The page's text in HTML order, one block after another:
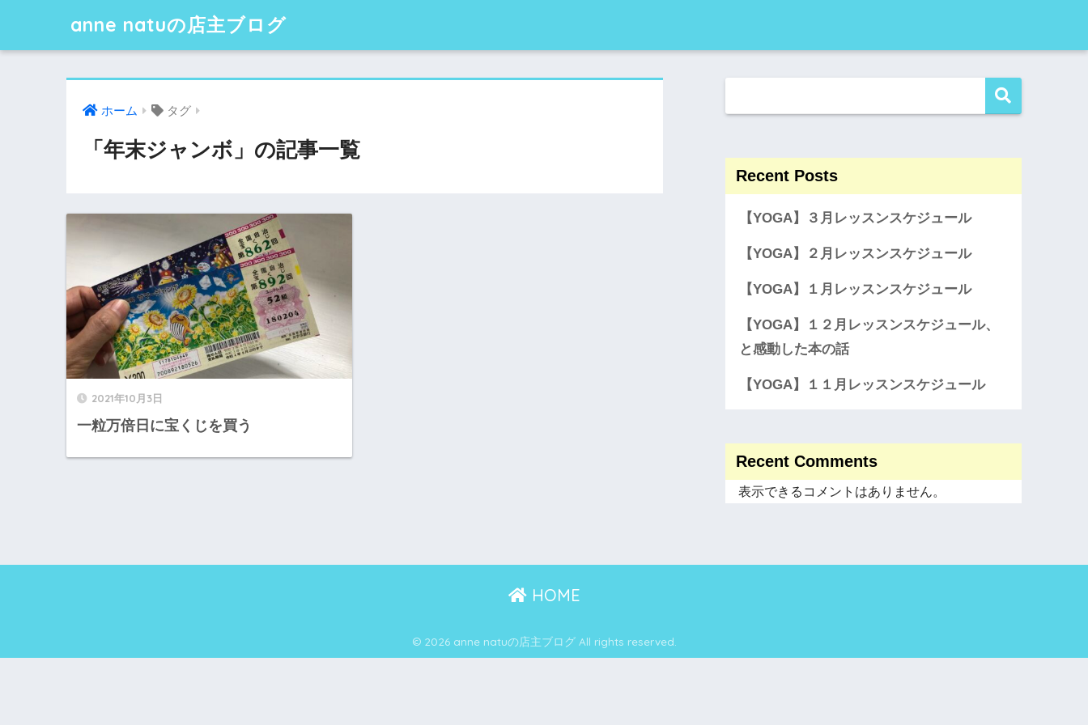
anne natuの店主ブログ
ホーム タグ
「年末ジャンボ」の記事一覧
2021年10月3日
一粒万倍日に宝くじを買う
Recent Posts
【YOGA】３月レッスンスケジュール
【YOGA】２月レッスンスケジュール
【YOGA】１月レッスンスケジュール
【YOGA】１２月レッスンスケジュール、
と感動した本の話
【YOGA】１１月レッスンスケジュール
Recent Comments
表示できるコメントはありません。
HOME
© 2026 anne natuの店主ブログ All rights reserved.